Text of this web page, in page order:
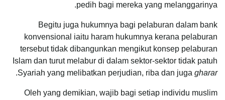
pedih bagi mereka yang melanggarinya.
Begitu juga hukumnya bagi pelaburan dalam bank
konvensional iaitu haram hukumnya kerana pelaburan
tersebut tidak dibangunkan mengikut konsep pelaburan
Islam dan turut melabur di dalam sektor-sektor tidak patuh
Syariah yang melibatkan perjudian, riba dan juga gharar
.
Oleh yang demikian, wajib bagi setiap individu muslim